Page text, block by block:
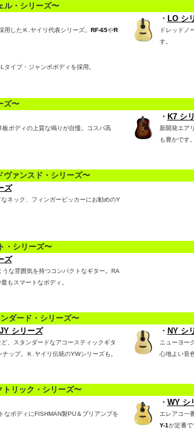
ル・シリーズ〜
用したＫ.ヤイリ代表シリーズ。 RF-65やR
・ LO シ
ドレッドノ
す。
タイプ・ジャンボボディを採用。
ズ〜
ボディの上質な鳴りが自慢。コスパ高
・ K7 シ
新開発エア
も豊かです。
ァンスド・シリーズ〜
ズ
ネック、フィンガーピッカーにお勧めのY
・シリーズ〜
ズ
うな雰囲気を持つコンパクトなギター。RA
もスマートなボディ。
ダード・シリーズ〜
シリーズ
、スタンダードなアコースティックギタ
ップ。Ｋ.ヤイリ伝統のYWシリーズも。
・ NY シ
ニューヨー
心地よい音色
リック・シリーズ〜
なボディにFISHMAN製PU＆プリアンプを
・ WY シ
エレアコ一
Y-1が定番で